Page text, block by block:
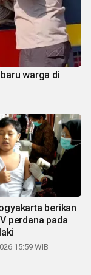
warga di
berikan
perdana pada
15:59 WIB